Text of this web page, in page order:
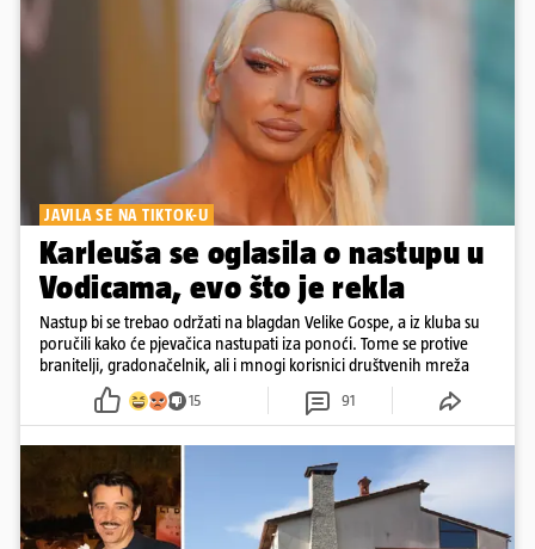
JAVILA SE NA TIKTOK-U
Karleuša se oglasila o nastupu u
Vodicama, evo što je rekla
Nastup bi se trebao održati na blagdan Velike Gospe, a iz kluba su
poručili kako će pjevačica nastupati iza ponoći. Tome se protive
branitelji, gradonačelnik, ali i mnogi korisnici društvenih mreža
15 91